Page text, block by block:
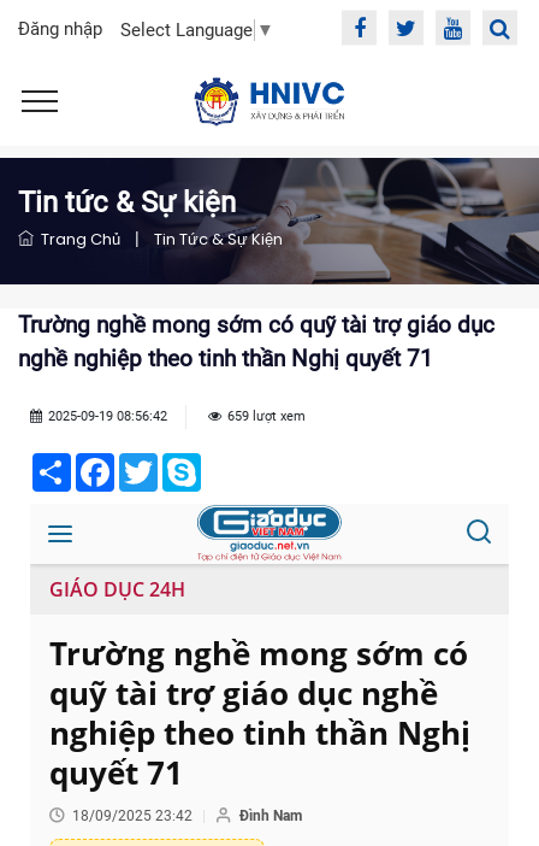
Đăng nhập Select Language ▼
Tin tức & Sự kiện
Trang Chủ | Tin Tức & Sự Kiện
Trường nghề mong sớm có quỹ tài trợ giáo dục
nghề nghiệp theo tinh thần Nghị quyết 71
2025-09-19 08:56:42 659 lượt xem
Share Facebook
Twitter